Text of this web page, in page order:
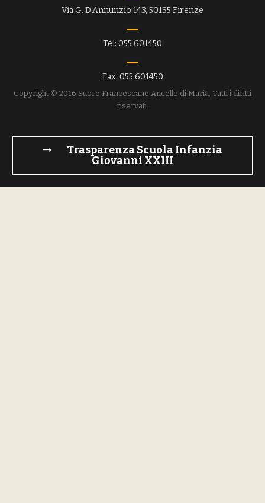
Via G. D'Annunzio 143, 50135 Firenze
Tel: 055 601450
Fax: 055 601450
Copyright © 2016 Suore Francescane Ancelle di Maria. Tutti i diritti
riservati.
Trasparenza Scuola Infanzia
Giovanni XXIII